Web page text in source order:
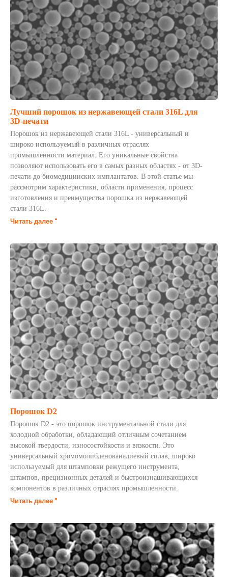
Лучший порошок из нержавеющей стали 316L для
3D-печати
Порошок из нержавеющей стали 316L - универсальный и
широко используемый в различных отраслях
промышленности материал. Его уникальные свойства
позволяют использовать его в самых разных областях - от 3D-
печати до биомедицинских имплантатов. В этой статье мы
рассмотрим характеристики, области применения, процесс
изготовления и преимущества порошка из нержавеющей
стали 316L.
Читать далее "
Порошок D2
Порошок D2 - это порошок инструментальной стали для
холодной обработки, обладающий отличным сочетанием
высокой твердости, износостойкости и вязкости. Это
универсальный хромомолибденованадиевый сплав, широко
используемый для штамповки режущего инструмента,
штампов, прецизионных деталей и быстроизнашивающихся
компонентов в различных отраслях промышленности.
Читать далее "